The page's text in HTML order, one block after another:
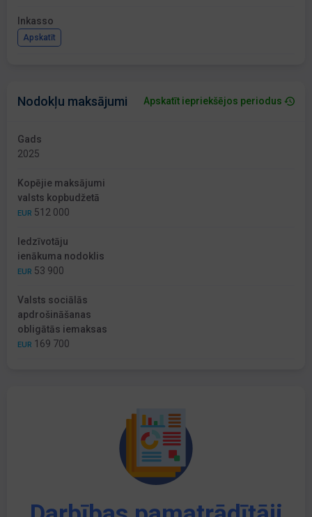
Inkasso
Apskatīt
Nodokļu maksājumi Apskatīt iepriekšējos periodus
Gads
2025
Kopējie maksājumi
valsts kopbudžetā
EUR 512 000
Iedzīvotāju
ienākuma nodoklis
EUR 53 900
Valsts sociālās
apdrošināšanas
obligātās iemaksas
EUR 169 700